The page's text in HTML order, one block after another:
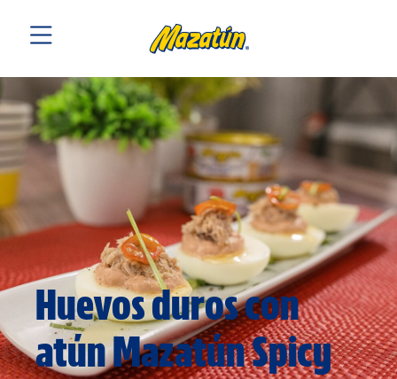
Huevos duros con
atún Mazatún Spicy